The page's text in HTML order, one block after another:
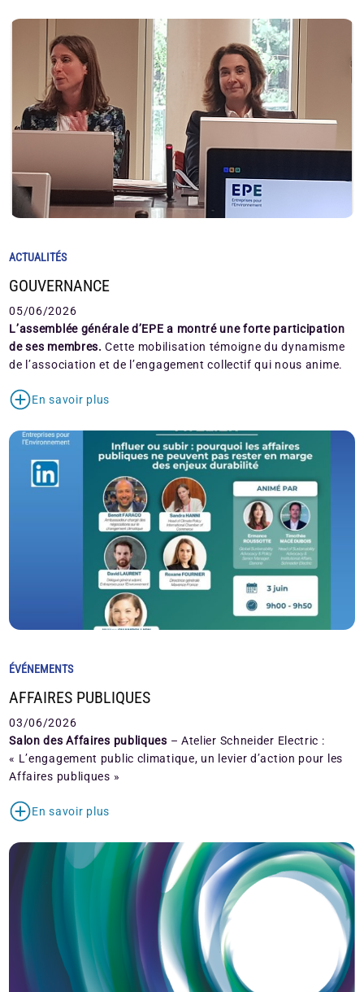
ACTUALITÉS
GOUVERNANCE
05/06/2026
L’assemblée générale d’EPE a montré une forte participation
de ses membres.Cette mobilisation témoigne du dynamisme
de l’association et de l’engagement collectif qui nous anime.
En savoir plus
ÉVÉNEMENTS
AFFAIRES PUBLIQUES
03/06/2026
Salon des Affaires publiques – Atelier Schneider Electric :
« L’engagement public climatique, un levier d’action pour les
Affaires publiques »
En savoir plus